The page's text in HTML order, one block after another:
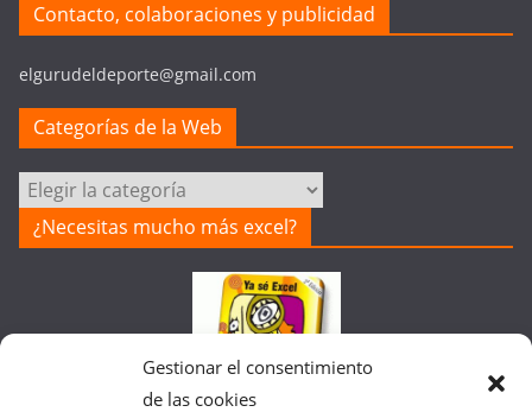
Gestionar el consentimiento
de las cookies
Contacto, colaboraciones y publicidad
elgurudeldeporte@gmail.com
Categorías de la Web
Categorías
de
la
¿Necesitas mucho más excel?